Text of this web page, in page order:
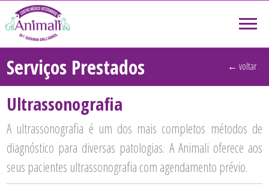
← voltar
Serviços Prestados
Ultrassonografia
A ultrassonografia é um dos mais completos métodos de
diagnóstico para diversas patologias. A Animali oferece aos
seus pacientes ultrassonografia com agendamento prévio.